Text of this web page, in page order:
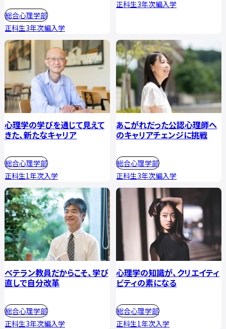
総合心理学部
正科生3年次編入学
正科生3年次編入学
心理学の学びを通じて見えて
きた、新たなキャリア
総合心理学部
正科生1年次入学
あこがれだった公認心理師へ
のキャリアチェンジに挑戦
総合心理学部
正科生3年次編入学
ベテラン教員だからこそ、学び
直しで自分改革
総合心理学部
正科生3年次編入学
心理学の知識が、クリエイティ
ビティの素になる
総合心理学部
正科生1年次入学